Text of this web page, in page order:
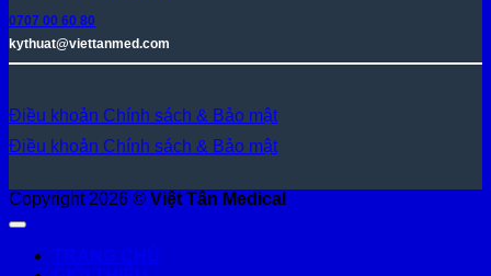
0707 00 60 80
kythuat@viettanmed.com
Điều khoản Chính sách & Bảo mật
Điều khoản Chính sách & Bảo mật
Copyright 2026 © Việt Tân Medical
TRANG CHỦ